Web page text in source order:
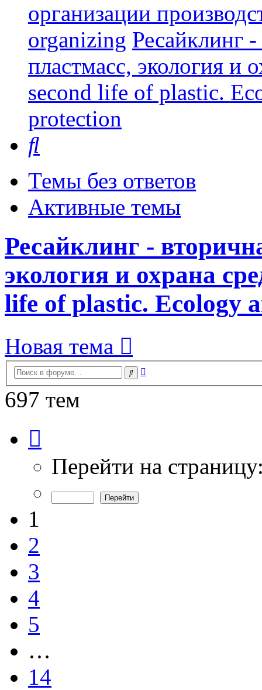
организации
organizing Ресайклинг
пластмасс, экология и
second life of plastic.
protection
Темы без ответов
Активные темы
Ресайклинг -
экология и охрана
life of plastic. Ecology
Новая тема
Поиск
697 тем
из
Перейти на
1
2
3
4
5
…
14